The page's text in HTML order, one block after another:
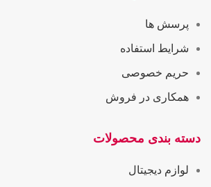
پرسش ها
شرایط استفاده
حریم خصوصی
همکاری در فروش
دسته بندی محصولات
لوازم دیجیتال